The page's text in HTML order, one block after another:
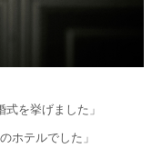
式を挙げました」
ホテルでした」